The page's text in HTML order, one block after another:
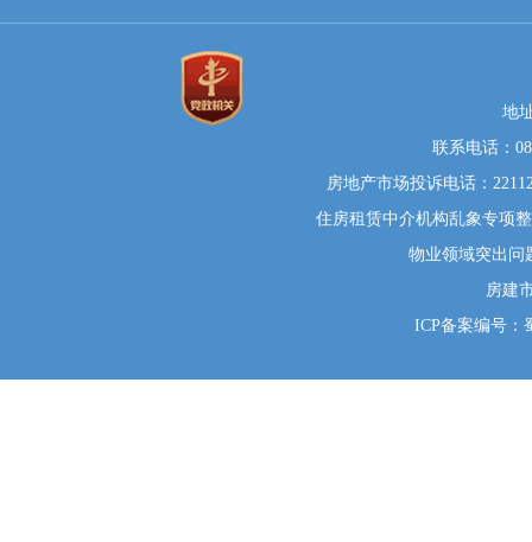
地
联系电话：
房地产市场投诉电话：
住房租赁中介机构乱象专项
物业领域突出问
房建
ICP备案编号：